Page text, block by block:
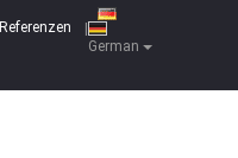
German
Referenzen